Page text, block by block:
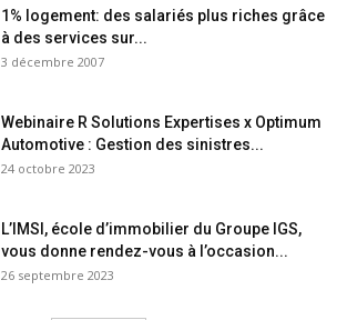
1% logement: des salariés plus riches grâce
à des services sur...
3 décembre 2007
Webinaire R Solutions Expertises x Optimum
Automotive : Gestion des sinistres...
24 octobre 2023
L’IMSI, école d’immobilier du Groupe IGS,
vous donne rendez-vous à l’occasion...
26 septembre 2023